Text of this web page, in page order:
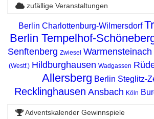
zufällige Veranstaltungen
Berlin Charlottenburg-Wilmersdorf
Berlin Tempelhof-
Senftenberg Zwiesel Warmensteinach
(Westf.) Hildburghausen Wadgassen
Allersberg Berlin Steglitz-
Recklinghausen Ansbach Köln
Adventskalender Gewinnspiele